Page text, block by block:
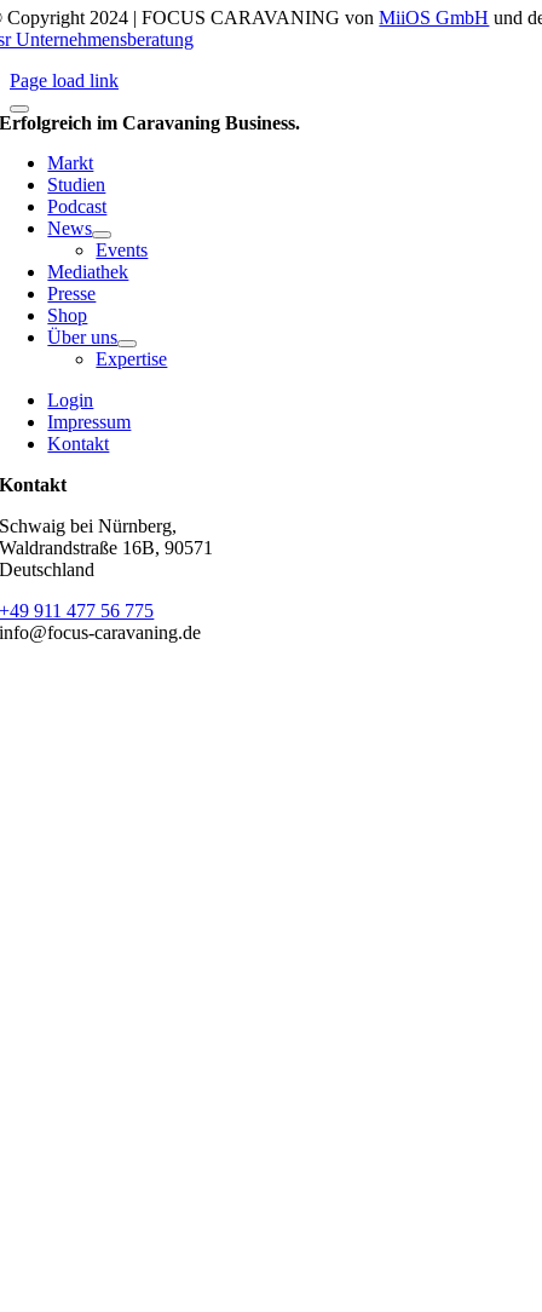
Copyright 2024 | FOCUS CARAVANING vonMiiOS GmbH und
Unternehmensberatung
Page load link
Erfolgreich im Caravaning Business.
Markt
Studien
Podcast
News
Events
Mediathek
Presse
Shop
Über uns
Expertise
Login
Impressum
Kontakt
Kontakt
Schwaig bei Nürnberg,
Waldrandstraße 16B, 90571
Deutschland
+49 911 477 56 775
info@focus-caravaning.de